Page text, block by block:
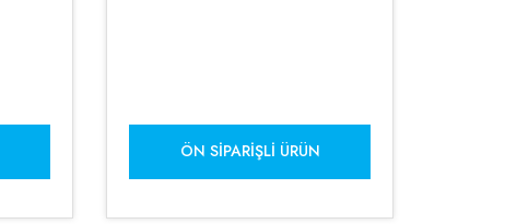
ÖN SIPARIŞLI ÜRÜN